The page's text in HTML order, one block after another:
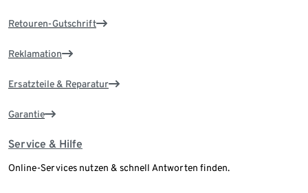
Retouren-Gutschrift
Reklamation
Ersatzteile & Reparatur
Garantie
Service & Hilfe
Online-Services nutzen & schnell Antworten finden.